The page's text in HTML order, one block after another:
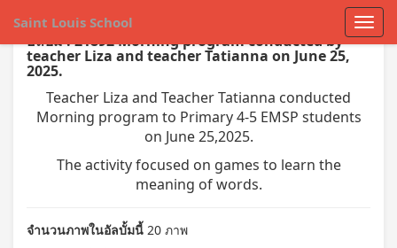
Saint Louis School
อัลบั้ม : 21892 Morning program conducted by
teacher Liza and teacher Tatianna on June 25,
2025.
Teacher Liza and Teacher Tatianna conducted
Morning program to Primary 4-5 EMSP students
on June 25,2025.
The activity focused on games to learn the
meaning of words.
จำนวนภาพในอัลบั้มนี้ 20 ภาพ